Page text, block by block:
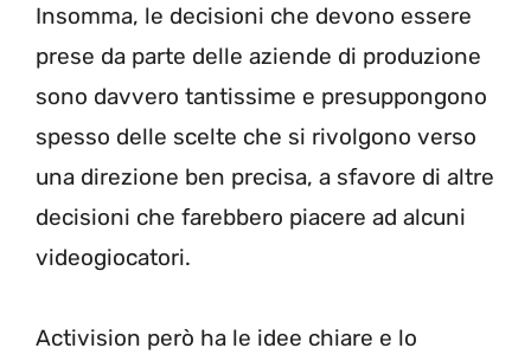
Insomma, le decisioni che devono essere
prese da parte delle aziende di produzione
sono davvero tantissime e presuppongono
spesso delle scelte che si rivolgono verso
una direzione ben precisa, a sfavore di altre
decisioni che farebbero piacere ad alcuni
videogiocatori.
Activision però ha le idee chiare e lo